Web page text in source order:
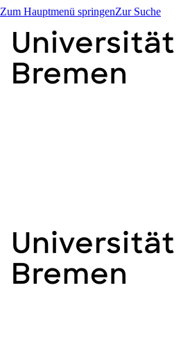
Zum Hauptmenü springenZur Suche